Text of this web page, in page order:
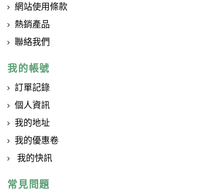
網站使用條款
熱銷產品
聯絡我們
我的帳號
訂單記錄
個人資訊
我的地址
我的優惠卷
我的快訊
常見問題